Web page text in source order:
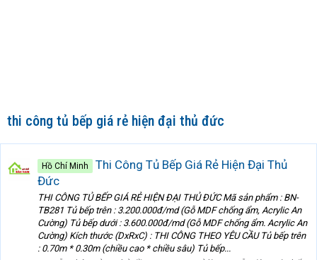
thi công tủ bếp giá rẻ hiện đại thủ đức
Hồ Chí Minh
Thi Công Tủ Bếp Giá Rẻ Hiện Đại Thủ
Đức
THI CÔNG TỦ BẾP GIÁ RẺ HIỆN ĐẠI THỦ ĐỨC Mã sản phẩm : BN-
TB281 Tủ bếp trên : 3.200.000đ/md (Gỗ MDF chống ẩm, Acrylic An
Cường) Tủ bếp dưới : 3.600.000đ/md (Gỗ MDF chống ẩm. Acrylic An
Cường) Kích thước (DxRxC) : THI CÔNG THEO YÊU CẦU Tủ bếp trên
: 0.70m * 0.30m (chiều cao * chiều sâu) Tủ bếp...